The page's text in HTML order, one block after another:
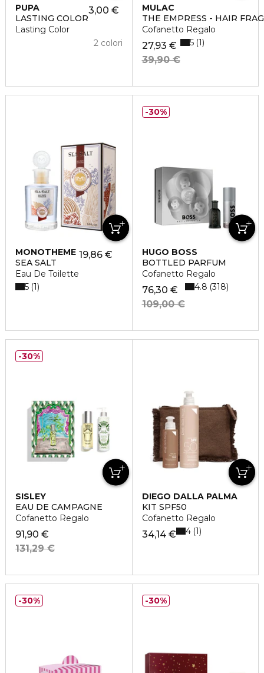
PUPA
LASTING COLOR
Lasting Color
3,00 €
2 colori
MULAC
THE EMPRESS - HAIR
Cofanetto Regalo
27,93 €
39,90 €
5 1
MONOTHEME
SEA SALT
Eau De Toilette
19,86 €
5 1
HUGO BOSS
BOTTLED PARFUM
Cofanetto Regalo
76,30 €
109,00 €
4.8 318
30%
SISLEY
EAU DE CAMPAGNE
Cofanetto Regalo
91,90 €
131,29 €
30%
DIEGO DALLA PALMA
KIT SPF50
Cofanetto Regalo
34,14 € 4 1
30% 30%